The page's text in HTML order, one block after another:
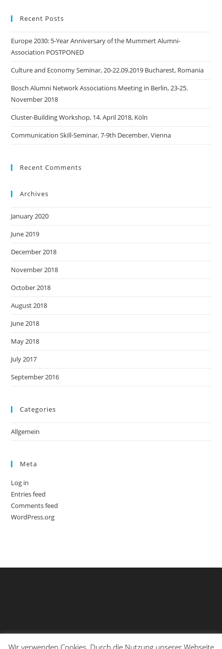
Recent Posts
Europe 2030: 5-Year Anniversary of the Mummert Alumni-
Association POSTPONED
Culture and Economy Seminar, 20-22.09.2019 Bucharest, Romania
Bosch Alumni Network Associations Meeting in Berlin, 23-25.
November 2018
Cluster-Building Workshop, 14. April 2018, Köln
Communication Skill-Seminar, 7-9th December, Vienna
Recent Comments
Archives
January 2020
June 2019
December 2018
November 2018
October 2018
August 2018
June 2018
May 2018
July 2017
September 2016
Categories
Allgemein
Meta
Log in
Entries feed
Comments feed
WordPress.org
Wir verwenden Cookies. Durch die Nutzung unserer Webseite